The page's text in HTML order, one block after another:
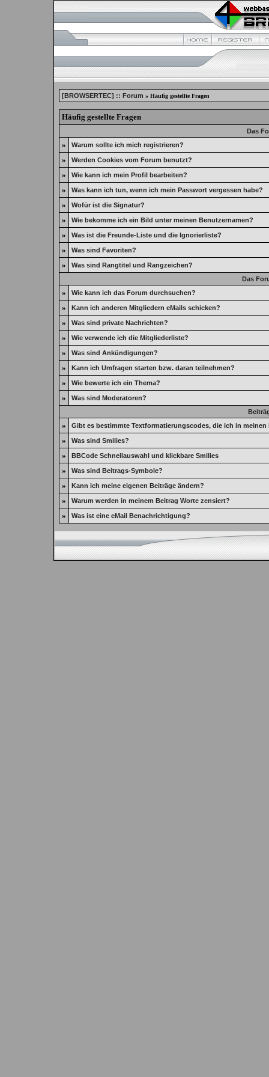
[BROWSERTEC] :: Forum » Häufig gestellte Fragen
Häufig gestellte Fragen
Das
» Warum sollte ich mich registrieren?
» Werden Cookies vom Forum benutzt?
» Wie kann ich mein Profil bearbeiten?
» Was kann ich tun, wenn ich mein Passwort vergessen habe?
» Wofür ist die Signatur?
» Wie bekomme ich ein Bild unter meinen Benutzernamen?
» Was ist die Freunde-Liste und die Ignorierliste?
» Was sind Favoriten?
»
Was sind Rangtitel und Rangzeichen?
Das
» Wie kann ich das Forum durchsuchen?
» Kann ich anderen Mitgliedern eMails schicken?
» Was sind private Nachrichten?
» Wie verwende ich die Mitgliederliste?
» Was sind Ankündigungen?
» Kann ich Umfragen starten bzw. daran teilnehmen?
» Wie bewerte ich ein Thema?
»
Was sind Moderatoren?
» Gibt es bestimmte Textformatierungscodes, die ich in
» Was sind Smilies?
» BBCode Schnellauswahl und klickbare Smilies
» Was sind Beitrags-Symbole?
» Kann ich meine eigenen Beiträge ändern?
» Warum werden in meinem Beitrag Worte zensiert?
» Was ist eine eMail Benachrichtigung?